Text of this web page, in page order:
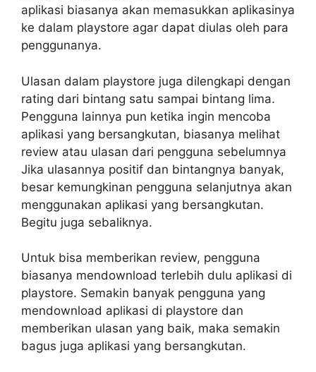
aplikasi biasanya akan memasukkan aplikasinya
ke dalam playstore agar dapat diulas oleh para
penggunanya.
Ulasan dalam playstore juga dilengkapi dengan
rating dari bintang satu sampai bintang lima.
Pengguna lainnya pun ketika ingin mencoba
aplikasi yang bersangkutan, biasanya melihat
review atau ulasan dari pengguna sebelumnya
Jika ulasannya positif dan bintangnya banyak,
besar kemungkinan pengguna selanjutnya akan
menggunakan aplikasi yang bersangkutan.
Begitu juga sebaliknya.
Untuk bisa memberikan review, pengguna
biasanya mendownload terlebih dulu aplikasi di
playstore. Semakin banyak pengguna yang
mendownload aplikasi di playstore dan
memberikan ulasan yang baik, maka semakin
bagus juga aplikasi yang bersangkutan.